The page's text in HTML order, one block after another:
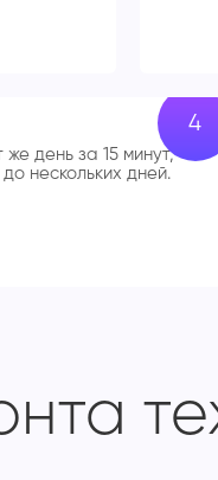
же день за 15 минут,
нескольких дней.